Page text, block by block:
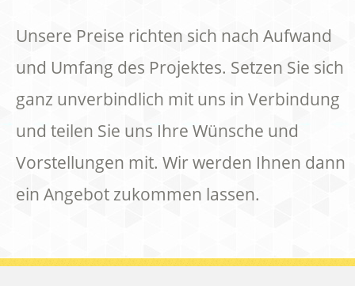
Unsere Preise richten sich nach Aufwand
und Umfang des Projektes. Setzen Sie sich
ganz unverbindlich mit uns in Verbindung
und teilen Sie uns Ihre Wünsche und
Vorstellungen mit. Wir werden Ihnen dann
ein Angebot zukommen lassen.